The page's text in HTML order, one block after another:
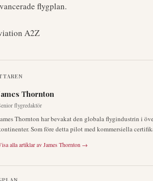
flygplan.
A2Z
Thornton
flygredaktör
Thornton har bevakat den globala flygindustrin i
Som före detta pilot med kommersiella
alla artiklar avJames Thornton →